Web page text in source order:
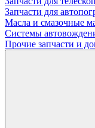
Запчасти для
Масла и смазочные
Системы
Прочие запчасти и